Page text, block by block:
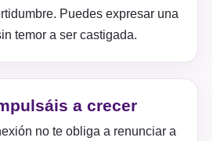
Puedes expresar una
temor a ser castigada.
a crecer
no te obliga a renunciar a